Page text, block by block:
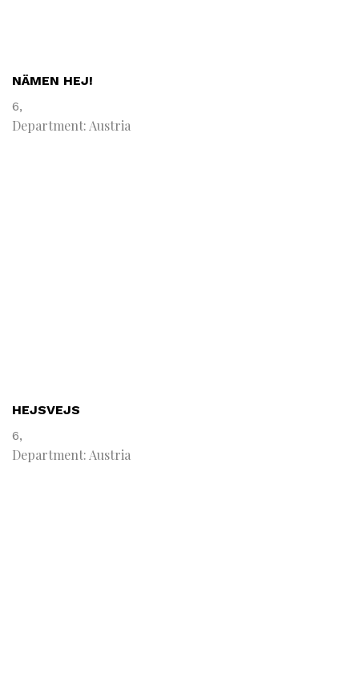
NÄMEN HEJ!
6,
Department: Austria
HEJSVEJS
6,
Department: Austria